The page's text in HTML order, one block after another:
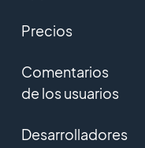
Precios
Comentarios
de los usuarios
Desarrolladores